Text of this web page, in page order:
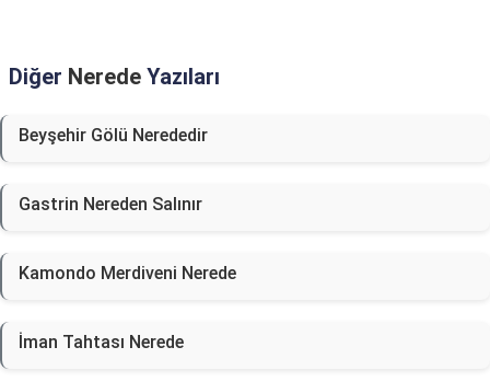
Diğer Nerede Yazıları
Beyşehir Gölü Nerededir
Gastrin Nereden Salınır
Kamondo Merdiveni Nerede
İman Tahtası Nerede